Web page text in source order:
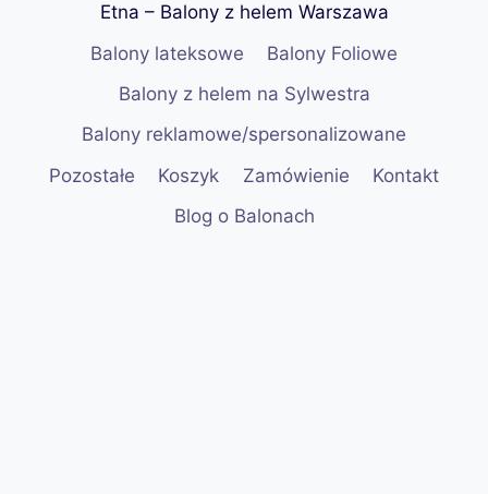
Etna – Balony z helem Warszawa
Balony lateksowe
Balony Foliowe
Balony z helem na Sylwestra
Balony reklamowe/spersonalizowane
Pozostałe
Koszyk Zamówienie
Kontakt
Blog o Balonach